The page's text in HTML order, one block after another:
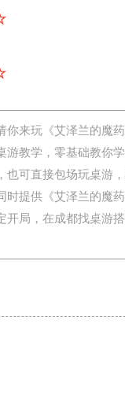
你来玩《艾泽兰的魔
游教学，零基础教你
也可直接包场玩桌游
时提供《艾泽兰的魔
开局，在成都找桌游